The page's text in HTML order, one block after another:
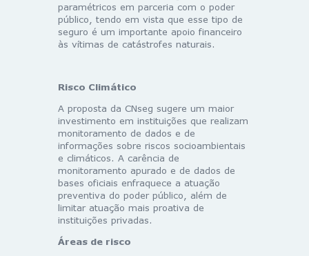
paramétricos em parceria com o poder
público, tendo em vista que esse tipo de
seguro é um importante apoio financeiro
às vítimas de catástrofes naturais.
Risco Climático
A proposta da CNseg sugere um maior
investimento em instituições que realizam
monitoramento de dados e de
informações sobre riscos socioambientais
e climáticos. A carência de
monitoramento apurado e de dados de
bases oficiais enfraquece a atuação
preventiva do poder público, além de
limitar atuação mais proativa de
instituições privadas.
Áreas de risco